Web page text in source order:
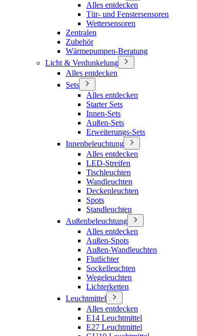
Alles entdecken
Tür- und Fenstersensoren
Wettersensoren
Zentralen
Zubehör
Wärmepumpen-Beratung
Licht & Verdunkelung
Alles entdecken
Sets
Alles entdecken
Starter Sets
Innen-Sets
Außen-Sets
Erweiterungs-Sets
Innenbeleuchtung
Alles entdecken
LED-Streifen
Tischleuchten
Wandleuchten
Deckenleuchten
Spots
Standleuchten
Außenbeleuchtung
Alles entdecken
Außen-Spots
Außen-Wandleuchten
Flutlichter
Sockelleuchten
Wegeleuchten
Lichterketten
Leuchtmittel
Alles entdecken
E14 Leuchtmittel
E27 Leuchtmittel